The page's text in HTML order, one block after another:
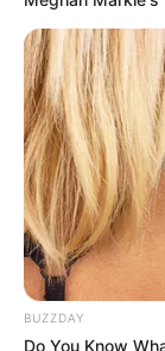
BUZZDAY
Do You Know